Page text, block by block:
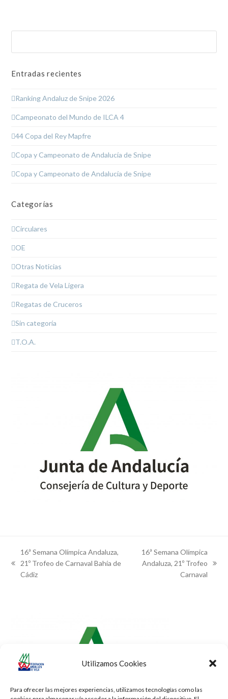
Utilizamos Cookies
Para ofrecer las mejores experiencias, utilizamos tecnologías como las
Entradas recientes
Ranking Andaluz de Snipe 2026
Campeonato del Mundo de ILCA 4
44 Copa del Rey Mapfre
Copa y Campeonato de Andalucía de Snipe
Copa y Campeonato de Andalucía de Snipe
Categorías
Circulares
OE
Otras Noticias
Regata de Vela Ligera
Regatas de Cruceros
Sin categoría
T.O.A.
previous
post:
16ª Semana Olímpica Andaluza,
21º Trofeo de Carnaval Bahía de
Cádiz
next
16ª Semana Olímpica
Andaluza, 21º Trofeo
Carnaval